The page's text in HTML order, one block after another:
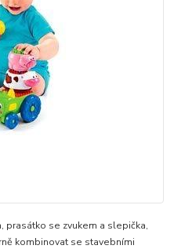
prasátko se zvukem a slepička,
kombinovat se stavebními